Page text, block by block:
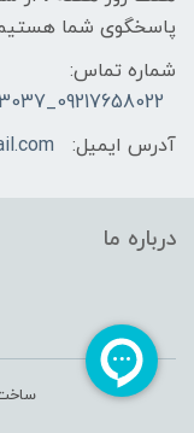
پاسخگوی شما
شماره تماس:
09217658022_09353503037 _02166836216
آدرس ایمیل:
درباره ما